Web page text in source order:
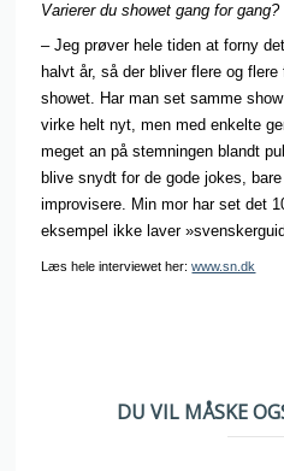
Varierer du showet gang for gang?
– Jeg prøver hele tiden at forny
halvt år, så der bliver flere og
showet. Har man set samme
virke helt nyt, men med enkelte
meget an på stemningen blandt
blive snydt for de gode jokes,
improvisere. Min mor har set det
eksempel ikke laver
Læs hele interviewet her:www.sn.dk
DU VIL MÅSKE